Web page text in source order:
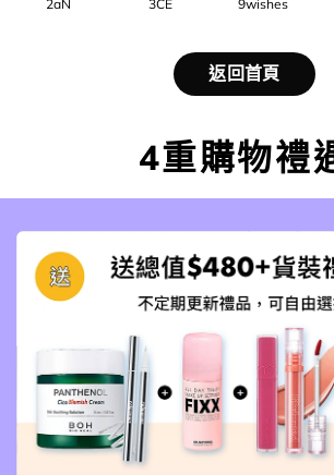
2aN 3CE 9wishes
返回首頁
4重購物禮